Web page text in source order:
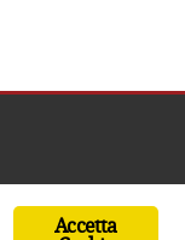
Accetta